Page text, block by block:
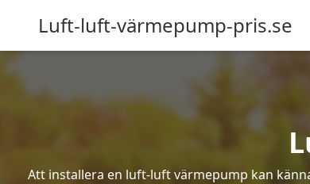
Luft-luft-värmepump-pris.se
Att installera en luft-luft värmepump kan